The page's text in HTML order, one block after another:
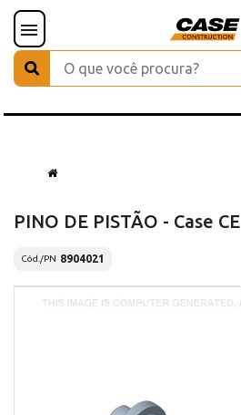
PINO DE PISTÃO - Case CE
Cód./PN 8904021